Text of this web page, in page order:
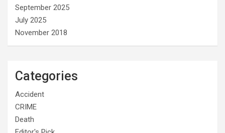
September 2025
July 2025
November 2018
Categories
Accident
CRIME
Death